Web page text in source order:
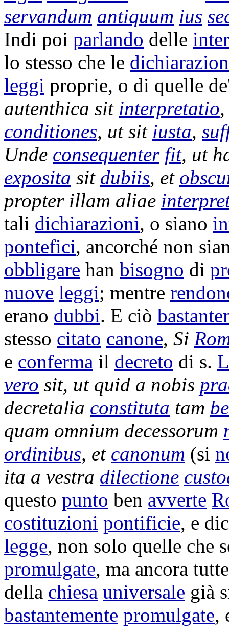
servandum antiquum ius
Indi poi parlando delle
lo stesso che le
leggi proprie, o di quelle
autenthica sit interpretatio
conditiones, ut sit iusta,
Unde consequenter fit, ut
exposita sit dubiis, et
propter illam aliae
tali dichiarazioni, o siano
pontefici, ancorché non
obbligare han bisogno di
nuove leggi; mentre
erano dubbi. E ciò
stesso citato canone, Si
e conferma il decreto di s.
vero sit, ut quid a nobis
decretalia constituta tam
quam omnium decessorum
ordinibus, et canonum (si
ita a vestra dilectione
questo punto ben avverte
costituzioni pontificie, e
legge, non solo quelle che
promulgate, ma ancora
della chiesa universale già
bastantemente promulgate,